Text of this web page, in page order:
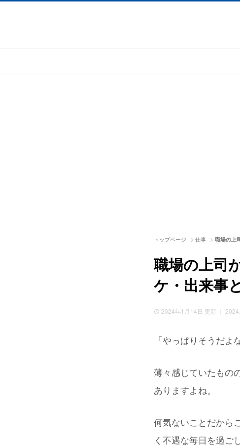
トップページ > 仕事 > 職場の上
職場の上司
ケ・出来事
2024年1月14日 更新 ｜
「やっぱりそうだよ
薄々感じていたもの
ありますよね。
何気ないことだから
く不遇な毎日を過ご